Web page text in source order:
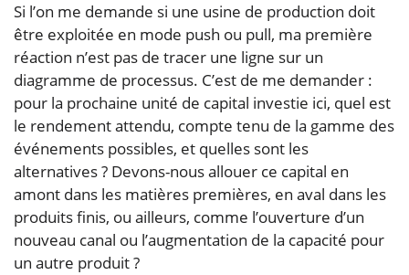
Si l’on me demande si une usine de production doit
être exploitée en mode push ou pull, ma première
réaction n’est pas de tracer une ligne sur un
diagramme de processus. C’est de me demander :
pour la prochaine unité de capital investie ici, quel est
le rendement attendu, compte tenu de la gamme des
événements possibles, et quelles sont les
alternatives ? Devons-nous allouer ce capital en
amont dans les matières premières, en aval dans les
produits finis, ou ailleurs, comme l’ouverture d’un
nouveau canal ou l’augmentation de la capacité pour
un autre produit ?